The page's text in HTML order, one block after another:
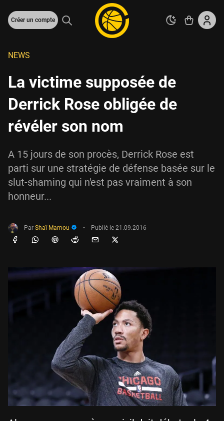
Créer un compte
NEWS
La victime supposée de
Derrick Rose obligée de
révéler son nom
A 15 jours de son procès, Derrick Rose est
parti sur une stratégie de défense basée sur le
slut-shaming qui n'est pas vraiment à son
honneur...
Par Shaï Mamou • Publié le 21.09.2016